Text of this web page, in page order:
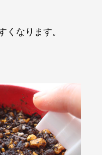
くなります。